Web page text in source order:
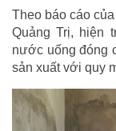
Theo báo cáo
Quảng Trị, hiện
nước uống đóng
sản xuất với quy